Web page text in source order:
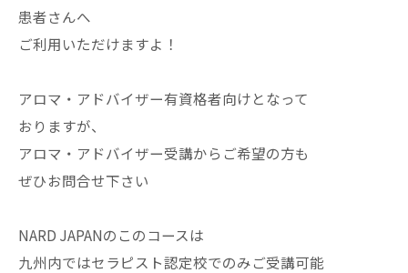
患者さんへ
ご利用いただけますよ！
アロマ・アドバイザー有資格者向けとなって
おりますが、
アロマ・アドバイザー受講からご希望の方も
ぜひお問合せ下さい
NARD JAPANのこのコースは
九州内ではセラピスト認定校でのみご受講可能